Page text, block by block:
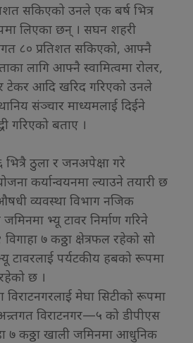
सकिएको उनले एक बर्ष भित्र
लिएका छन् । सघन शहरी
८० प्रतिशत सकिएको, आफ्नै
लागि आफ्नै स्वामित्वमा रोलर,
टेकर आदि खरिद गरिएको उनले
संञ्चार माध्यमलाई दिईने
गरिएको बताए ।
ठुला र जनअपेक्षा गरे
कर्यान्वयनमा ल्याउने तयारी छ
व्यवस्था विभाग नजिक
भ्यू टावर निर्माण गरिने
७ कठ्ठा क्षेत्रफल रहेको सो
टावरलाई पर्यटकीय हबको रूपमा
छ ।
मेघा सिटीको रूपमा
विराटनगर—५ को डीपीएस
७ कठ्ठा खाली जमिनमा आधुनिक